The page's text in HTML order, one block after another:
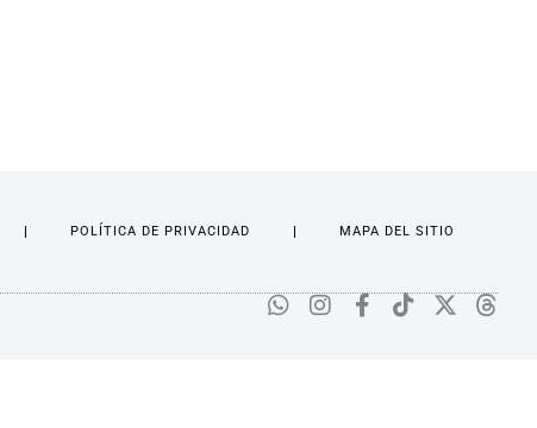
POLÍTICA DE PRIVACIDAD MAPA DEL SITIO